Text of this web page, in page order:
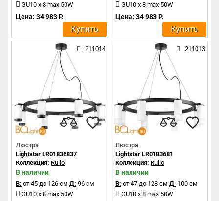
GU10 x 8 max 50W
Цена: 34 983 Р.
Купить
GU10 x 8 max 50W
Цена: 34 983 Р.
Купить
211014
Люстра
Lightstar LR01836837
Коллекция: Rullo
В наличии
В: от 45 до 126 см Д: 96 см
GU10 x 8 max 50W
211013
Люстра
Lightstar LR0183681
Коллекция: Rullo
В наличии
В: от 47 до 128 см Д: 100 см
GU10 x 8 max 50W